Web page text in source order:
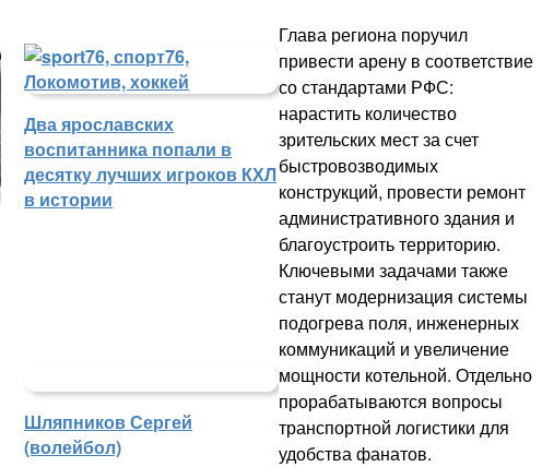
Два ярославских
воспитанника попали в
десятку лучших игроков КХЛ
в истории
Шляпников Сергей
(волейбол)
Глава региона поручил
привести арену в соответствие
со стандартами РФС:
нарастить количество
зрительских мест за счет
быстровозводимых
конструкций, провести ремонт
административного здания и
благоустроить территорию.
Ключевыми задачами также
станут модернизация системы
подогрева поля, инженерных
коммуникаций и увеличение
мощности котельной. Отдельно
прорабатываются вопросы
транспортной логистики для
удобства фанатов.